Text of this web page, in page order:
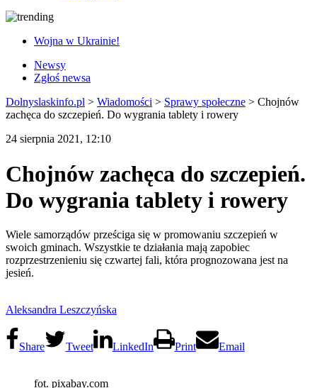
Wojna w Ukrainie!
Newsy
Zgłoś newsa
Dolnyslaskinfo.pl > Wiadomości > Sprawy społeczne > Chojnów
zachęca do szczepień. Do wygrania tablety i rowery
24 sierpnia 2021, 12:10
Chojnów zachęca do szczepień.
Do wygrania tablety i rowery
Wiele samorządów prześciga się w promowaniu szczepień w
swoich gminach. Wszystkie te działania mają zapobiec
rozprzestrzenieniu się czwartej fali, która prognozowana jest na
jesień.
Aleksandra Leszczyńska
Share Tweet LinkedIn Print Email
fot. pixabay.com